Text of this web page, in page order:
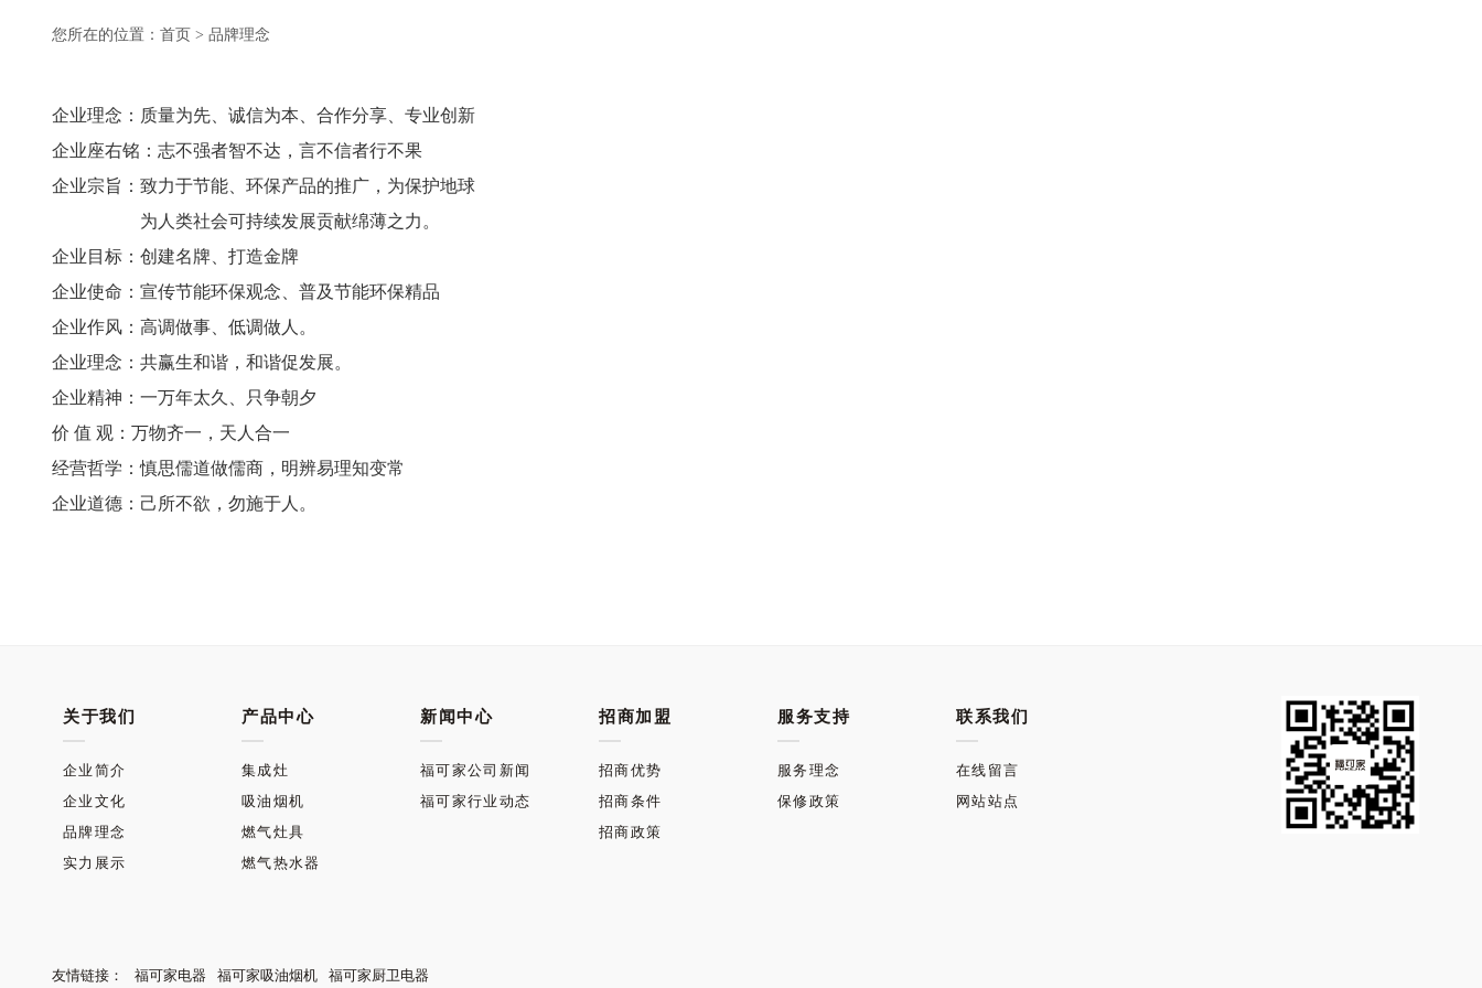
您所在的位置： 首页 > 品牌理念
企业理念：质量为先、诚信为本、合作分享、专业创新
企业座右铭：志不强者智不达，言不信者行不果
企业宗旨：致力于节能、环保产品的推广，为保护地球
为人类社会可持续发展贡献绵薄之力。
企业目标：创建名牌、打造金牌
企业使命：宣传节能环保观念、普及节能环保精品
企业作风：高调做事、低调做人。
企业理念：共赢生和谐，和谐促发展。
企业精神：一万年太久、只争朝夕
价 值 观：万物齐一，天人合一
经营哲学：慎思儒道做儒商，明辨易理知变常
企业道德：己所不欲，勿施于人。
关于我们
企业简介
企业文化
品牌理念
实力展示
产品中心
集成灶
吸油烟机
燃气灶具
燃气热水器
新闻中心
福可家公司新闻
福可家行业动态
招商加盟
招商优势
招商条件
招商政策
服务支持
服务理念
保修政策
联系我们
在线留言
网站站点
友情链接： 福可家电器 福可家吸油烟机 福可家厨卫电器